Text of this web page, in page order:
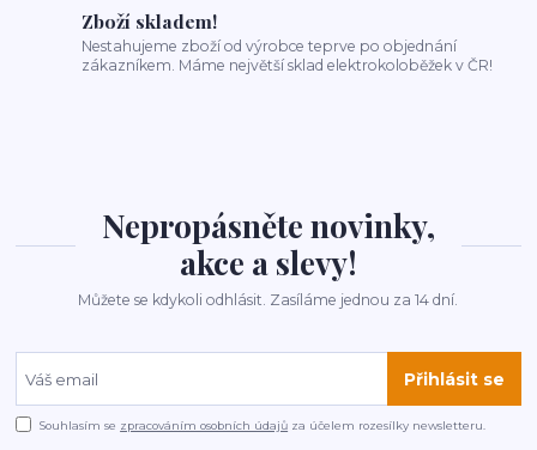
Zboží skladem!
Nestahujeme zboží od výrobce teprve po objednání
zákazníkem. Máme největší sklad elektrokoloběžek v ČR!
Nepropásněte novinky,
akce a slevy!
Můžete se kdykoli odhlásit. Zasíláme jednou za 14 dní.
Přihlásit se
Souhlasím se zpracováním osobních údajů za účelem rozesílky newsletteru.